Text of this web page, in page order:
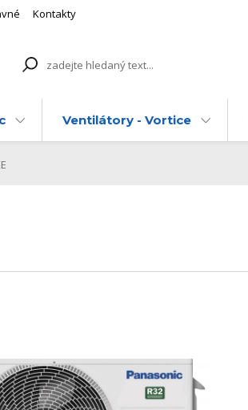
Kontakty
Ventilátory - Vortice